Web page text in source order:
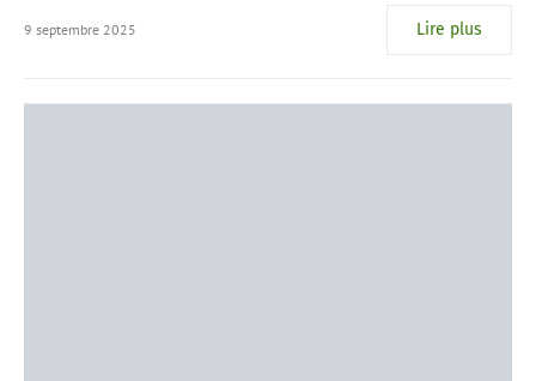
9 septembre 2025 Lire plus